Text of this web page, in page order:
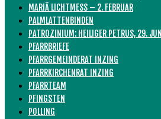
MARIÄ LICHTMESS – 2. FEBRUAR
PALMLATTENBINDEN
PATROZINIUM: HEILIGER PETRUS, 29. JUNI
PFARRBRIEFE
PFARRGEMEINDERAT INZING
PFARRKIRCHENRAT INZING
PFARRTEAM
PFINGSTEN
POLLING